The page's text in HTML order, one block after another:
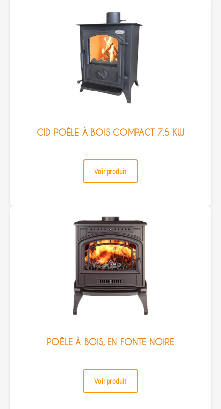
CID POÊLE À BOIS COMPACT 7,5 KW
Voir produit
POÊLE À BOIS, EN FONTE NOIRE
Voir produit